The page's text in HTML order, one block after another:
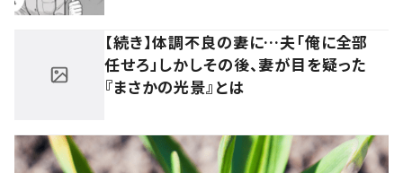
【続き】体調不良の妻に…夫「俺に全部
任せろ」しかしその後、妻が目を疑った
『まさかの光景』とは